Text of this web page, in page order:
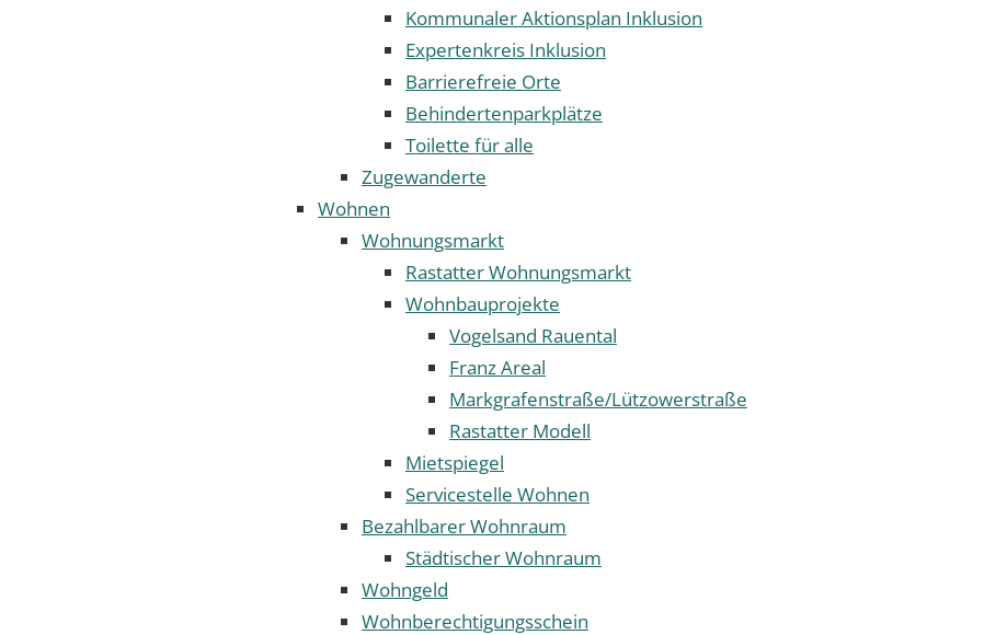
Kommunaler Aktionsplan Inklusion
Expertenkreis Inklusion
Barrierefreie Orte
Behindertenparkplätze
Toilette für alle
Zugewanderte
Wohnen
Wohnungsmarkt
Rastatter Wohnungsmarkt
Wohnbauprojekte
Vogelsand Rauental
Franz Areal
Markgrafenstraße/Lützowerstraße
Rastatter Modell
Mietspiegel
Servicestelle Wohnen
Bezahlbarer Wohnraum
Städtischer Wohnraum
Wohngeld
Wohnberechtigungsschein